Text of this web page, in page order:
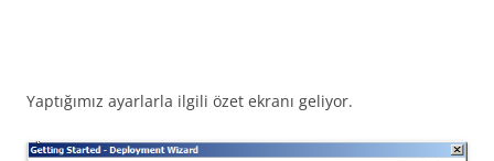
Yaptığımız ayarlarla ilgili özet ekranı geliyor.